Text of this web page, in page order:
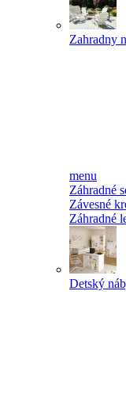
Zahradny
menu
Záhradné
Závesné
Záhradné
Detský